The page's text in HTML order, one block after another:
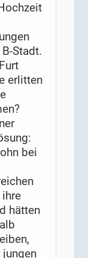
Stadt.
erlitten
bei
hätten